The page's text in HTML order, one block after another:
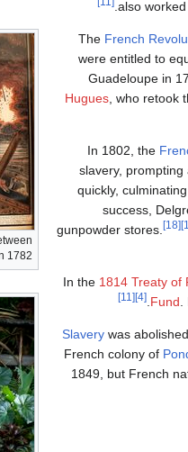
also
1782.
The French
were entitled to
Guadeloupe in
Hugues , who retook
In 1802, the
slavery, prompting
quickly,
success,
gunpowder stores.
[18]
In the 1814 Treaty of
Fund
[4]
[11]
Slavery was
French colony of
1849, but French